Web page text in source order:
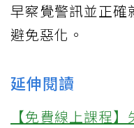
早察覺警訊並正確
避免惡化。
延伸閱讀
【免費線上課程